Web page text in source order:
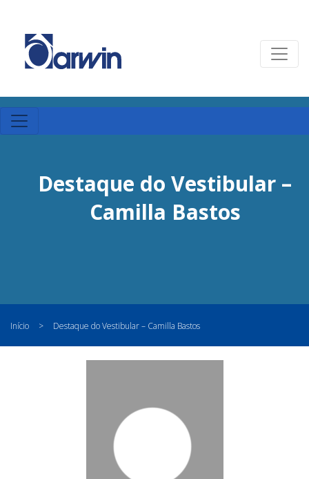
Destaque do Vestibular –
Camilla Bastos
Início > Destaque do Vestibular – Camilla Bastos